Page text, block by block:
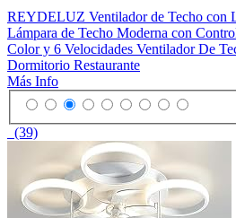
REYDELUZ Ventilador de Techo con
Lámpara de Techo Moderna con
Color y 6 Velocidades Ventilador De
Dormitorio Restaurante
Más Info
(39)